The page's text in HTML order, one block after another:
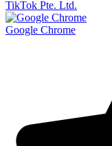
TikTok Pte. Ltd.
Google Chrome